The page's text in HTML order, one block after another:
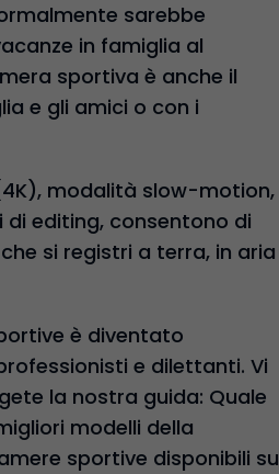
sarebbe
in famiglia al
sportiva è anche il
e gli amici o con i
modalità slow-motion,
editing, consentono di
si registri a terra, in aria
è diventato
e dilettanti. Vi
la nostra guida: Quale
modelli della
sportive disponibili su